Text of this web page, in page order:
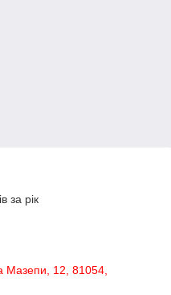
за рік
Мазепи, 12, 81054,